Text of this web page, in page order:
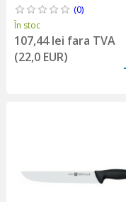
(0)
În stoc
107,44 lei fara TVA
(22,0 EUR)